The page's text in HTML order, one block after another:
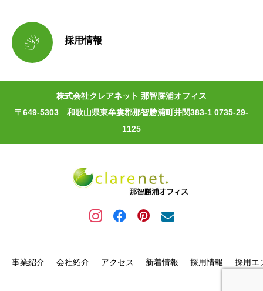
 採用情報
株式会社クレアネット 那智勝浦オフィス
〒649-5303 和歌山県東牟婁郡那智勝浦町井関383-1 0735-29-
1125
事業紹介 会社紹介 アクセス 新着情報 採用情報 採用エ